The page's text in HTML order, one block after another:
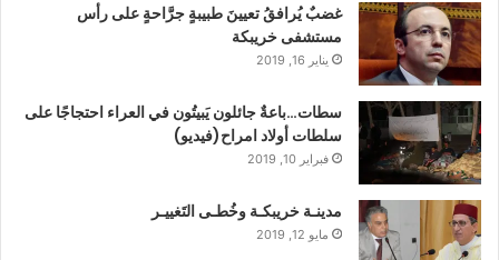
غضبٌ يُرافقُ تعيينَ طبيبةٍ جرَّاحةٍ على رأس
مستشفى خريبكة
يناير 16, 2019
سطات…باعةٌ جائلون يَبيتُون في العراء احتجاجًا على
سلطات أولاد امراح(فيديو)
فبراير 10, 2019
مدينـة خريبكـة وخُطـى التَغييـر
مايو 12, 2019